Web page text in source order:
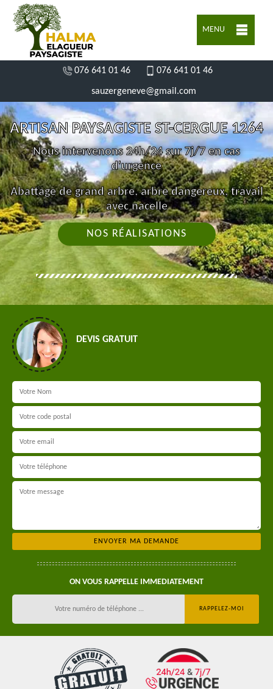
MENU
076 641 01 46 076 641 01 46
sauzergeneve@gmail.com
ARTISAN PAYSAGISTE ST-CERGUE 1264
Nous intervenons 24h/24 sur 7j/7 en cas
d'urgence
Abattage de grand arbre, arbre dangereux, travail
avec nacelle
NOS RÉALISATIONS
DEVIS GRATUIT
ON VOUS RAPPELLE IMMEDIATEMENT